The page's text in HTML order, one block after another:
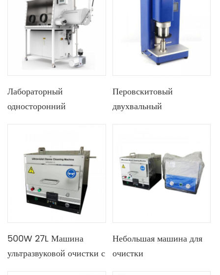
500C для изготовления
солнечных батарей из
перовскита
Дополнительная система
нагрева с площадью
очистки до 300 × 300
Лабораторный
односторонний
станцией, используемый
в фотоэлектрической
промышленности для
исследований синтеза
перовскита
Перовскитовый
двухвальный
смеситель, используемый
в фотоэлектрической
промышленности
500W 27L Машина
ультразвуковой очистки с
Небольшая машина для
очистки